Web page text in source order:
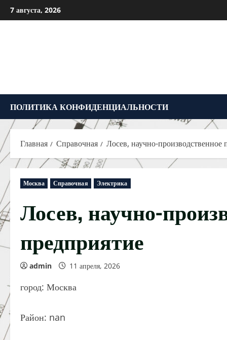
Перейти
к
7 августа, 2026
ПОЛИТИКА КОНФИДЕНЦИАЛЬНОСТИ
Главная Справочная Лосев, научно-производственное
Москва Справочная Электрика
Лосев, научно-
предприятие
admin 11 апреля, 2026
город: Москва
Район: nan